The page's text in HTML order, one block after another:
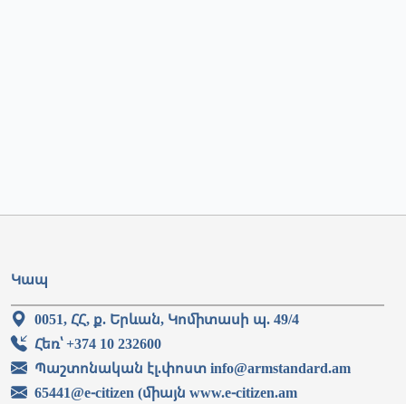
Կապ
0051, ՀՀ, ք. Երևան, Կոմիտասի պ. 49/4
Հեռ՝ +374 10 232600
Պաշտոնական էլ.փոստ info@armstandard.am
65441@e-citizen (միայն www.e-citizen.am